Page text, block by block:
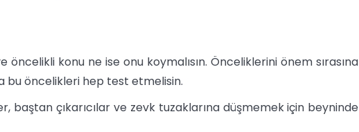
konu ne ise onu koymalısın. Önceliklerini önem sırasına
bu öncelikleri hep test etmelisin.
baştan çıkarıcılar ve zevk tuzaklarına düşmemek için beyninde